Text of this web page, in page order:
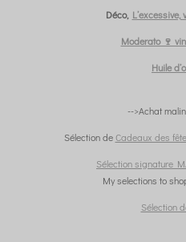
Déco, L’excessive,
Moderato 🍷
Huile
-->Achat
Sélection de Cadeaux des
Sélection signature
My selections to
Sélection